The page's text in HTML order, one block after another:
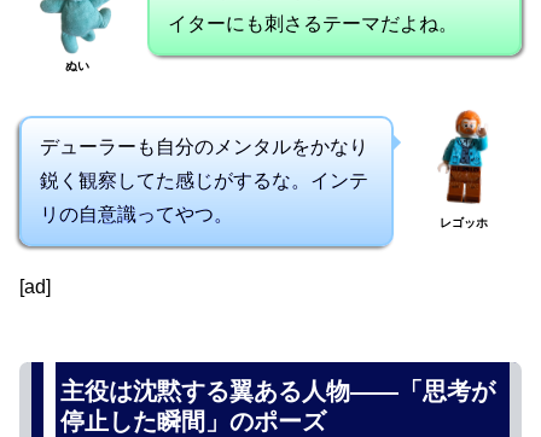
ぬい
イターにも刺さるテーマだよね。
デューラーも自分のメンタルをかなり
鋭く観察してた感じがするな。インテ
リの自意識ってやつ。
レゴッホ
[ad]
主役は沈黙する翼ある人物――「思考が
停止した瞬間」のポーズ